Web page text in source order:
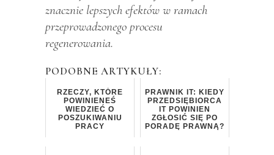
znacznie lepszych efektów w ramach
przeprowadzonego procesu
regenerowania.
PODOBNE ARTYKUŁY:
RZECZY, KTÓRE
POWINIENEŚ
WIEDZIEĆ O
POSZUKIWANIU
PRACY
PRAWNIK IT: KIEDY
PRZEDSIĘBIORCA
IT POWINIEN
ZGŁOSIĆ SIĘ PO
PORADĘ PRAWNĄ?